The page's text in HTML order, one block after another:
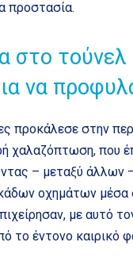
προστασία.
στο τούνελ
να
προκάλεσε στην
χαλαζόπτωση, που
– μεταξύ άλλων
οχημάτων μέσα
με αυτό
το έντονο καιρικό